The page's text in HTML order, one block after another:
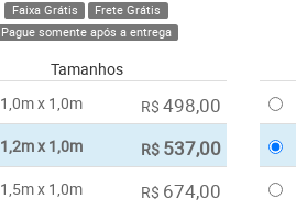
Faixa Grátis
Frete Grátis
Pague somente após a entrega
Tamanhos
1,0m x 1,0m
R$ 498,00
1,2m x 1,0m R$ 537,00
1,5m x 1,0m R$ 674,00